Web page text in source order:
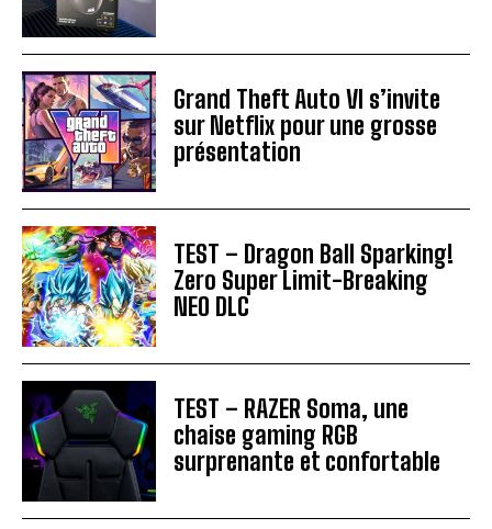
Grand Theft Auto VI s’invite
sur Netflix pour une grosse
présentation
TEST – Dragon Ball Sparking!
Zero Super Limit-Breaking
NEO DLC
TEST – RAZER Soma, une
chaise gaming RGB
surprenante et confortable